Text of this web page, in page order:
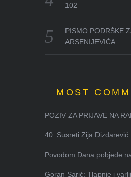
102
PISMO PODRŠKE
ARSENIJEVIĆA
MOST
POZIV ZA PRIJAVE NA
40. Susreti Zija Dizdarević:
Povodom Dana pobjede
Goran Sarić: Tlapnje i